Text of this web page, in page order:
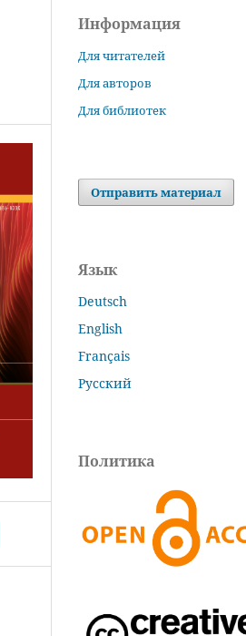
Информация
Для читателей
Для авторов
Для библиотек
Отправить материал
Язык
Deutsch
English
Français
Русский
Политика